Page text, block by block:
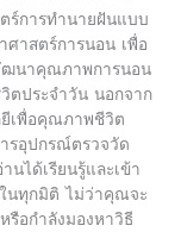
ร์การทำนายฝันแบบ
ศาสตร์การนอน เพื่อ
ฒนาคุณภาพการนอน
ตประจำวัน นอกจาก
ยีเพื่อคุณภาพชีวิต
รอุปกรณ์ตรวจวัด
นได้เรียนรู้และเข้า
นทุกมิติ ไม่ว่าคุณจะ
รือกำลังมองหาวิธี